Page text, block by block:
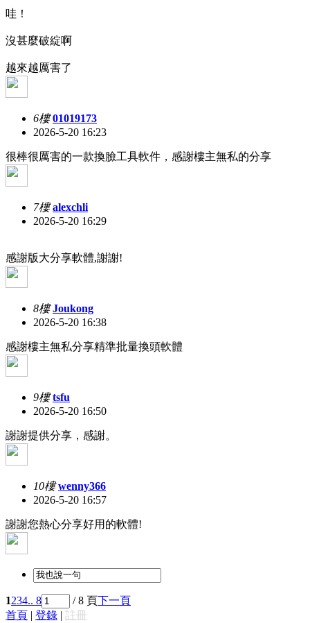
哇！
沒甚麼破綻啊
越來越厲害了
6樓 01019173
2026-5-20 16:23
很棒很厲害的一款換臉工具軟件，感謝樓主無私的分享
7樓 alexchli
2026-5-20 16:29
感謝版大分享軟體,謝謝!
8樓 Joukong
2026-5-20 16:38
感謝樓主無私分享精準批量換頭軟體
9樓 tsfu
2026-5-20 16:50
謝謝提供分享，感謝。
10樓 wenny366
2026-5-20 16:57
謝謝您熱心分享好用的軟體!
1234.. 8 / 8 頁下一頁
首頁 | 登錄 | 註冊